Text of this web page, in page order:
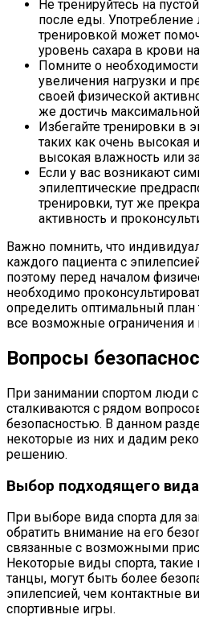
Не тренируйтесь на
после еды. Употребление
тренировкой может
уровень сахара в крови
Помните о
увеличения нагрузки и
своей физической
же достичь
Избегайте тренировки в
таких как очень высокая
высокая влажность или
Если у вас возникают
эпилептические
тренировки, тут же
активность и
Важно помнить, что
каждого пациента с
поэтому перед началом
необходимо
определить оптимальный план
все возможные ограничения и
Вопросы
При занимании спортом люди
сталкиваются с рядом
безопасностью. В данном
некоторые из них и дадим
решению.
Выбор подходящего
При выборе вида спорта для
обратить внимание на его
связанные с возможными
Некоторые виды спорта, такие
танцы, могут быть более
эпилепсией, чем контактные
спортивные игры.